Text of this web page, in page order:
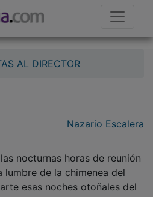
AL DIRECTOR
Nazario Escalera
nocturnas horas de reunión
de la chimenea del
esas noches otoñales del